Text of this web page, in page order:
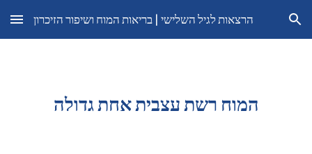
Skip to main content Skip to navigationהרצאות לגיל השלישי | בריאות המוח ושיפור הזיכרון
המוח רשת עצבית אחת גדולה